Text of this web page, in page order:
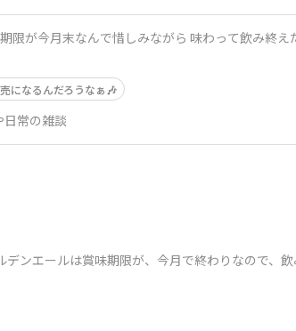
になるんだろうなぁ🎶
日常の雑談
ンエールは賞味期限が、今月で終わりなので、